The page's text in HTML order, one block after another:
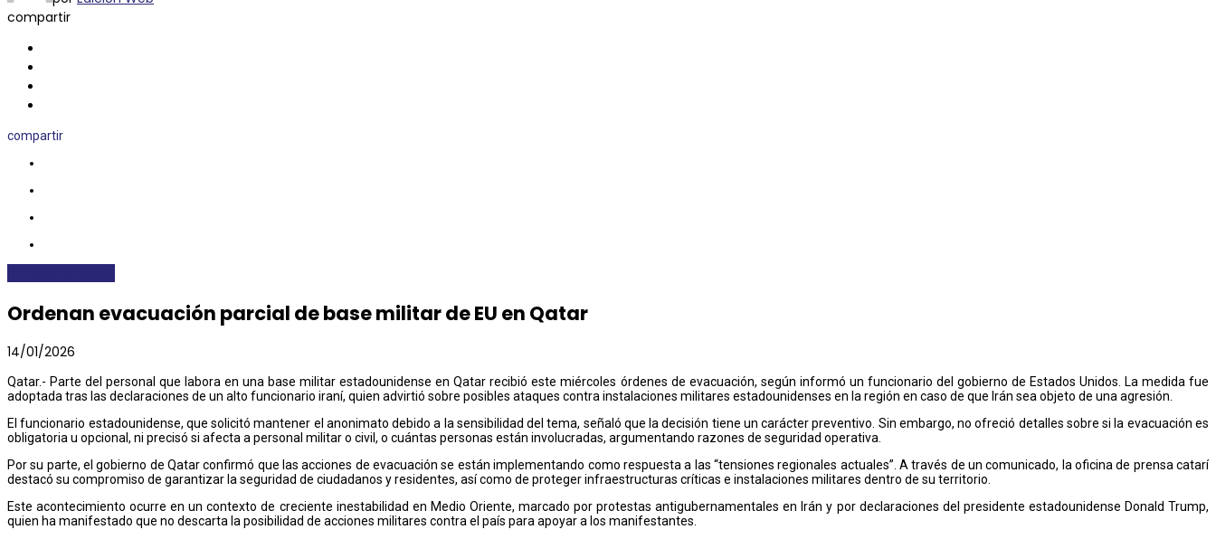
compartir
compartir
Ordenan evacuación parcial de base militar de EU en Qatar
14/01/2026
Qatar.- Parte del personal que labora en una base militar estadounidense en Qatar recibió este miércoles órdenes de evacuación, según informó un funcionario del gobierno de Estados Unidos. La medida fue
adoptada tras las declaraciones de un alto funcionario iraní, quien advirtió sobre posibles ataques contra instalaciones militares estadounidenses en la región en caso de que Irán sea objeto de una agresión.
El funcionario estadounidense, que solicitó mantener el anonimato debido a la sensibilidad del tema, señaló que la decisión tiene un carácter preventivo. Sin embargo, no ofreció detalles sobre si la evacuación es
obligatoria u opcional, ni precisó si afecta a personal militar o civil, o cuántas personas están involucradas, argumentando razones de seguridad operativa.
Por su parte, el gobierno de Qatar confirmó que las acciones de evacuación se están implementando como respuesta a las “tensiones regionales actuales”. A través de un comunicado, la oficina de prensa catarí
destacó su compromiso de garantizar la seguridad de ciudadanos y residentes, así como de proteger infraestructuras críticas e instalaciones militares dentro de su territorio.
Este acontecimiento ocurre en un contexto de creciente inestabilidad en Medio Oriente, marcado por protestas antigubernamentales en Irán y por declaraciones del presidente estadounidense Donald Trump,
quien ha manifestado que no descarta la posibilidad de acciones militares contra el país para apoyar a los manifestantes.